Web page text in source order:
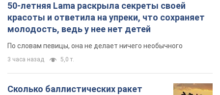
50-летняя Lama раскрыла секреты своей
красоты и ответила на упреки, что сохраняет
молодость, ведь у нее нет детей
По словам певицы, она не делает ничего необычного
3 часа назад 5,0 т.
Сколько баллистических ракет